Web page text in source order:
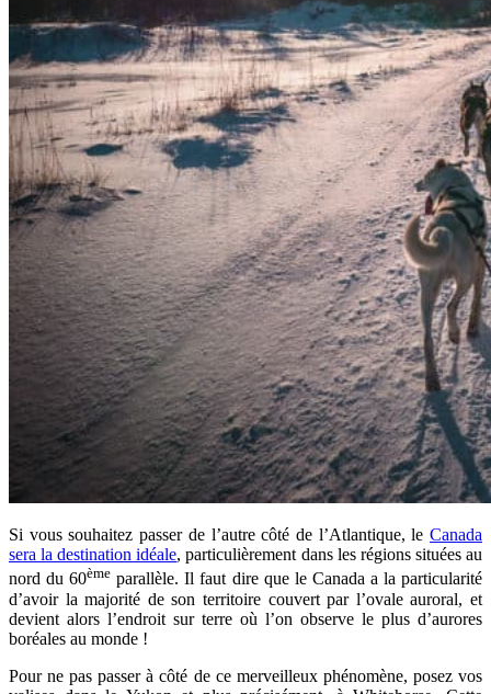
Si vous souhaitez passer de l’autre côté de l’Atlantique, le Canada
sera la destination idéale, particulièrement dans les régions situées au
nord du 60ème parallèle. Il faut dire que le Canada a la particularité
d’avoir la majorité de son territoire couvert par l’ovale auroral, et
devient alors l’endroit sur terre où l’on observe le plus d’aurores
boréales au monde !
Pour ne pas passer à côté de ce merveilleux phénomène, posez vos